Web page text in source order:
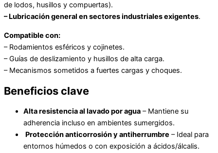
de lodos, husillos y compuertas).
– Lubricación general en sectores industriales exigentes.
Compatible con:
– Rodamientos esféricos y cojinetes.
– Guías de deslizamiento y husillos de alta carga.
– Mecanismos sometidos a fuertes cargas y choques.
Beneficios clave
Alta resistencia al lavado por agua – Mantiene su
adherencia incluso en ambientes sumergidos.
Protección anticorrosión y antiherrumbre – Ideal para
entornos húmedos o con exposición a ácidos/álcalis.